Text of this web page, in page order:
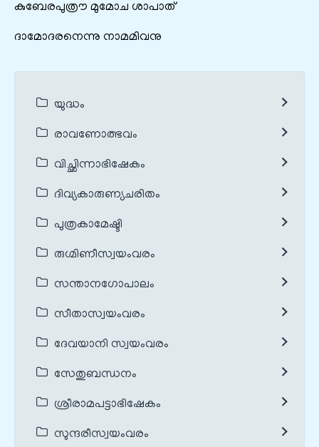
കുബേരപുത്രൗ മുമോച ശാപാത്
ദാമോദരനെന്നു നാമമിവനു
യുദ്ധം
രാവണോത്ഭവം
വിച്ഛിന്നാഭിഷേകം
ദിവ്യകാരുണ്യചരിതം
പുത്രകാമേഷ്ടി
രുഗ്മിണീസ്വയംവരം
സന്താനഗോപാലം
സീതാസ്വയംവരം
ദേവയാനി സ്വയംവരം
സേതുബന്ധനം
ശ്രീരാമപട്ടാഭിഷേകം
സുന്ദരീസ്വയംവരം